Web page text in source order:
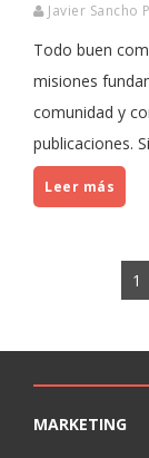
Javier Sancho
Todo buen
misiones
comunidad y
publicaciones.
Leer más
1
MARKETING